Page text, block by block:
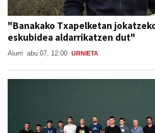
"Banakako Txapelketan
eskubidea aldarrikatzen dut"
Aiurri abu 07, 12:00 URNIETA